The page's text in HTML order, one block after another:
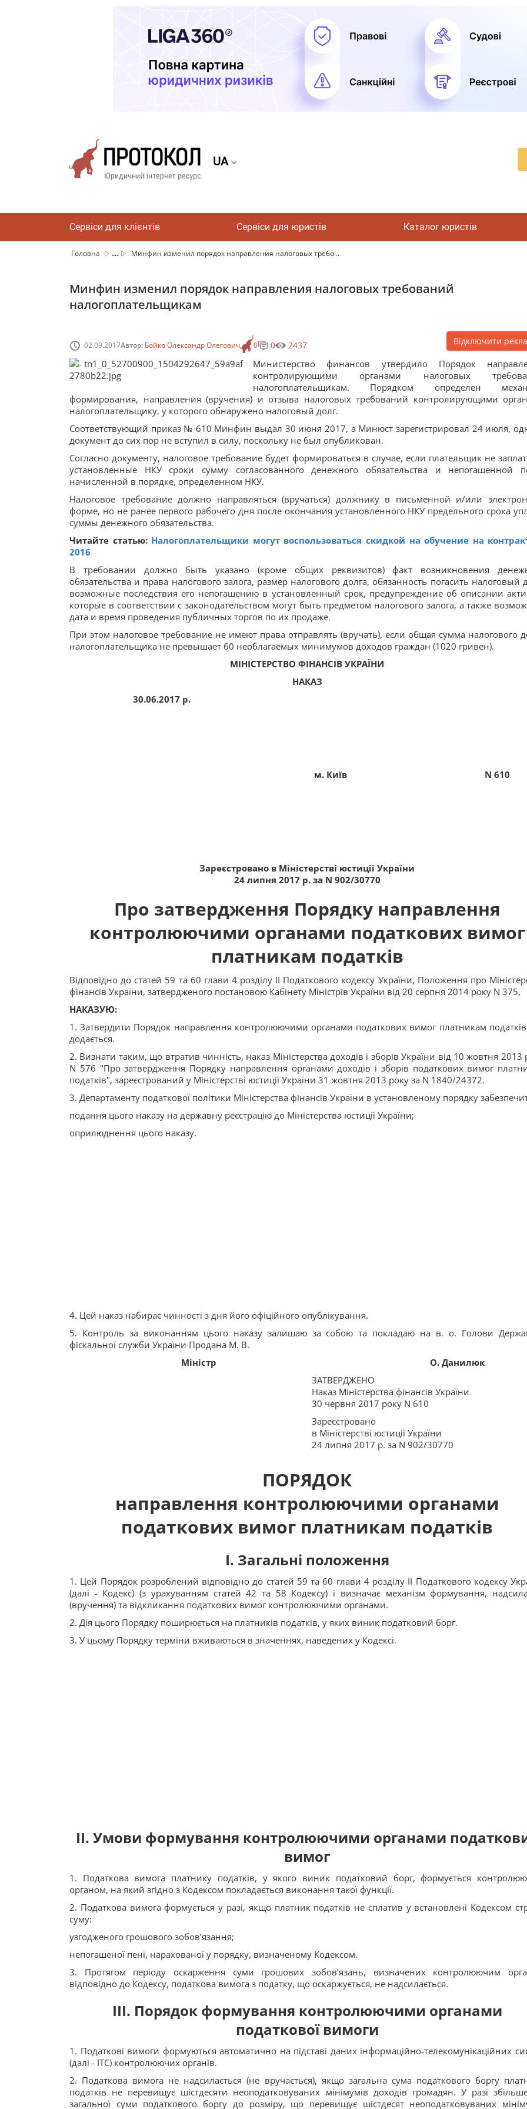
UA
Сервіси для клієнтів Сервіси для юристів Каталог юристів
Головна ... Минфин изменил порядок направления налоговых требо...
Минфин изменил порядок направления налоговых требований
налогоплательщикам
02.09.2017Автор: Бойко Олександр Олегович 0 0 2437 Відключити
Министерство финансов утвердило Порядок
контролирующими органами налоговых
налогоплательщикам. Порядком определен
формирования, направления (вручения) и отзыва налоговых требований контролирующими
налогоплательщику, у которого обнаружено налоговый долг.
Соответствующий приказ № 610 Минфин выдал 30 июня 2017, а Минюст зарегистрировал 24 июля,
документ до сих пор не вступил в силу, поскольку не был опубликован.
Согласно документу, налоговое требование будет формироваться в случае, если плательщик не
установленные НКУ сроки сумму согласованного денежного обязательства и непогашенной
начисленной в порядке, определенном НКУ.
Налоговое требование должно направляться (вручаться) должнику в письменной и/или
форме, но не ранее первого рабочего дня после окончания установленного НКУ предельного срока
суммы денежного обязательства.
Читайте статью: Налогоплательщики могут воспользоваться скидкой на обучение на
2016
В требовании должно быть указано (кроме общих реквизитов) факт возникновения
обязательства и права налогового залога, размер налогового долга, обязанность погасить налоговый
возможные последствия его непогашению в установленный срок, предупреждение об описании
которые в соответствии с законодательством могут быть предметом налогового залога, а также
дата и время проведения публичных торгов по их продаже.
При этом налоговое требование не имеют права отправлять (вручать), если общая сумма налогового
налогоплательщика не превышает 60 необлагаемых минимумов доходов граждан (1020 гривен).
МІНІСТЕРСТВО ФІНАНСІВ УКРАЇНИ
НАКАЗ
30.06.2017 р.
м. Київ N 610
Зареєстровано в Міністерстві юстиції України
24 липня 2017 р. за N 902/30770
Про затвердження Порядку направлення
контролюючими органами податкових вимог
платникам податків
Відповідно до статей 59 та 60 глави 4 розділу II Податкового кодексу України, Положення про
фінансів України, затвердженого постановою Кабінету Міністрів України від 20 серпня 2014 року N 375,
НАКАЗУЮ:
1. Затвердити Порядок направлення контролюючими органами податкових вимог платникам
додається.
2. Визнати таким, що втратив чинність, наказ Міністерства доходів і зборів України від 10 жовтня 2013
N 576 "Про затвердження Порядку направлення органами доходів і зборів податкових вимог
податків", зареєстрований у Міністерстві юстиції України 31 жовтня 2013 року за N 1840/24372.
3. Департаменту податкової політики Міністерства фінансів України в установленому порядку
подання цього наказу на державну реєстрацію до Міністерства юстиції України;
оприлюднення цього наказу.
4. Цей наказ набирає чинності з дня його офіційного опублікування.
5. Контроль за виконанням цього наказу залишаю за собою та покладаю на в. о. Голови
фіскальної служби України Продана М. В.
Міністр
О. Данилюк
ЗАТВЕРДЖЕНО
Наказ Міністерства фінансів України
30 червня 2017 року N 610
Зареєстровано
в Міністерстві юстиції України
24 липня 2017 р. за N 902/30770
ПОРЯДОК
направлення контролюючими органами
податкових вимог платникам податків
I. Загальні положення
1. Цей Порядок розроблений відповідно до статей 59 та 60 глави 4 розділу II Податкового кодексу
(далі - Кодекс) (з урахуванням статей 42 та 58 Кодексу) і визначає механізм формування,
(вручення) та відкликання податкових вимог контролюючими органами.
2. Дія цього Порядку поширюється на платників податків, у яких виник податковий борг.
3. У цьому Порядку терміни вживаються в значеннях, наведених у Кодексі.
II. Умови формування контролюючими органами
вимог
1. Податкова вимога платнику податків, у якого виник податковий борг, формується
органом, на який згідно з Кодексом покладається виконання такої функції.
2. Податкова вимога формується у разі, якщо платник податків не сплатив у встановлені Кодексом
суму:
узгодженого грошового зобов’язання;
непогашеної пені, нарахованої у порядку, визначеному Кодексом.
3. Протягом періоду оскарження суми грошових зобов’язань, визначених контролюючим
відповідно до Кодексу, податкова вимога з податку, що оскаржується, не надсилається.
III. Порядок формування контролюючими органами
податкової вимоги
1. Податкові вимоги формуються автоматично на підставі даних інформаційно-телекомунікаційних
(далі - ІТС) контролюючих органів.
2. Податкова вимога не надсилається (не вручається), якщо загальна сума податкового боргу
податків не перевищує шістдесяти неоподатковуваних мінімумів доходів громадян. У разі
загальної суми податкового боргу до розміру, що перевищує шістдесят неоподатковуваних